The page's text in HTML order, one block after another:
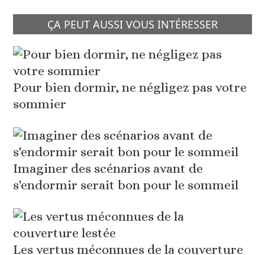
ÇA PEUT AUSSI VOUS INTÉRESSER
Pour bien dormir, ne négligez pas votre
sommier
Imaginer des scénarios avant de
s'endormir serait bon pour le sommeil
Les vertus méconnues de la couverture